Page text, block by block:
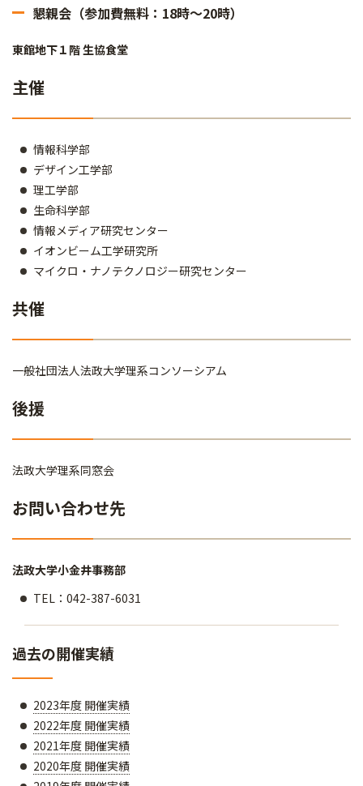
懇親会（参加費無料：18時～20時）
東館地下１階 生協食堂
主催
情報科学部
デザイン工学部
理工学部
生命科学部
情報メディア研究センター
イオンビーム工学研究所
マイクロ・ナノテクノロジー研究センター
共催
一般社団法人法政大学理系コンソーシアム
後援
法政大学理系同窓会
お問い合わせ先
法政大学小金井事務部
TEL：042-387-6031
過去の開催実績
2023年度 開催実績
2022年度 開催実績
2021年度 開催実績
2020年度 開催実績